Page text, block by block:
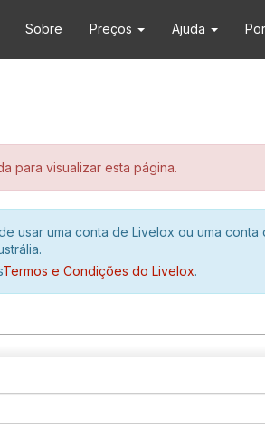
Sobre Preços Ajuda
para visualizar esta página.
usar uma conta de Livelox ou uma conta
Termos e Condições do Livelox.